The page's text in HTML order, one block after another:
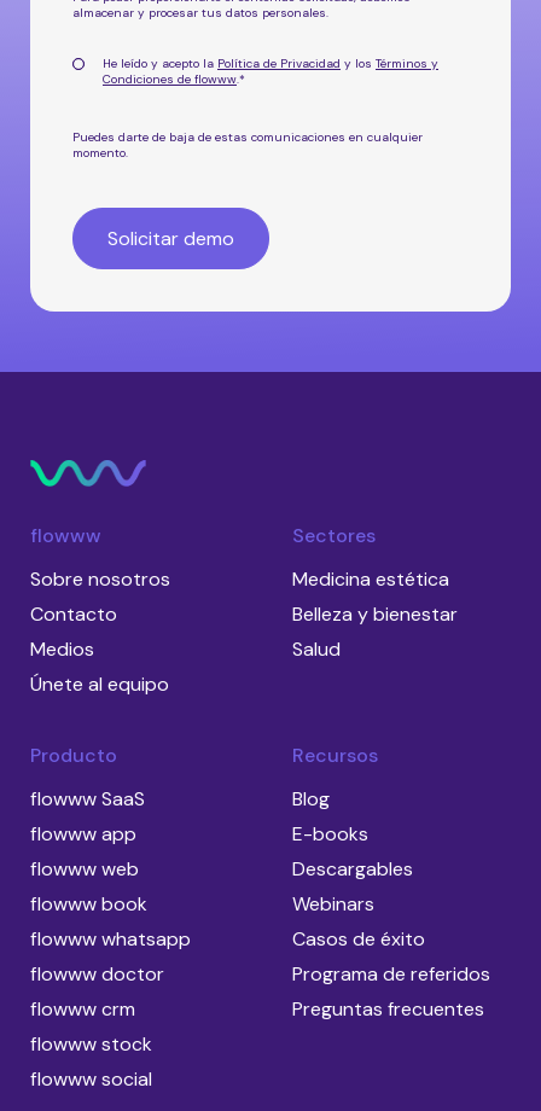
almacenar y procesar tus datos personales.
He leído y acepto la Política de Privacidad y los Términos y
Condiciones de flowww.*
Puedes darte de baja de estas comunicaciones en cualquier
momento.
flowww
Sobre nosotros
Contacto
Medios
Únete al equipo
Sectores
Medicina estética
Belleza y bienestar
Salud
Producto
flowww SaaS
flowww app
flowww web
flowww book
flowww whatsapp
flowww doctor
flowww crm
flowww stock
flowww social
Recursos
Blog
E-books
Descargables
Webinars
Casos de éxito
Programa de referidos
Preguntas frecuentes